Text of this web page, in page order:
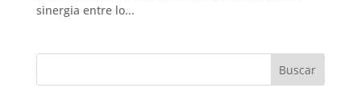
sinergia entre lo...
Buscar